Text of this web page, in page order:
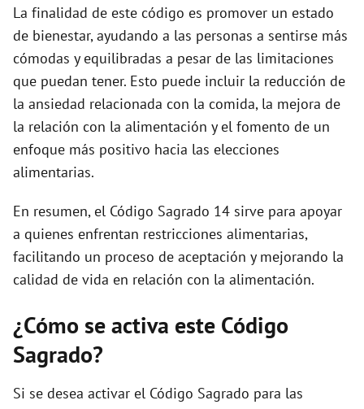
La finalidad de este código es promover un estado
de bienestar, ayudando a las personas a sentirse más
cómodas y equilibradas a pesar de las limitaciones
que puedan tener. Esto puede incluir la reducción de
la ansiedad relacionada con la comida, la mejora de
la relación con la alimentación y el fomento de un
enfoque más positivo hacia las elecciones
alimentarias.
En resumen, el Código Sagrado 14 sirve para apoyar
a quienes enfrentan restricciones alimentarias,
facilitando un proceso de aceptación y mejorando la
calidad de vida en relación con la alimentación.
¿Cómo se activa este Código
Sagrado?
Si se desea activar el Código Sagrado para las